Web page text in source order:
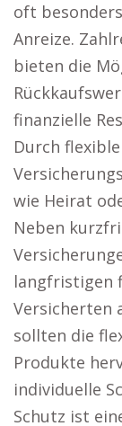
oft
Anreize.
bieten die
finanzielle
Durch
wie Heirat
Neben
langfristigen
Versicherten
sollten die
Produkte
individuelle
Schutz ist